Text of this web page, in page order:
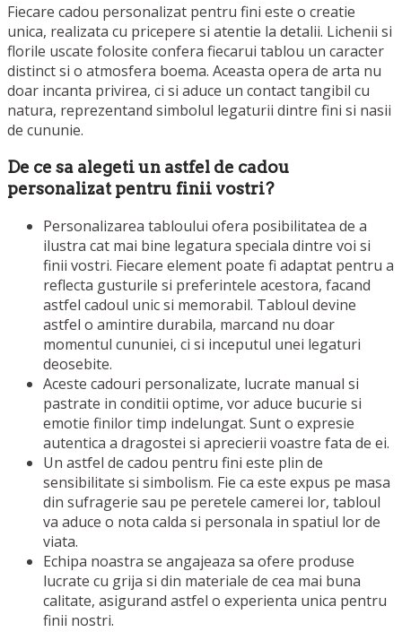
Fiecare cadou personalizat pentru fini este o creatie
unica, realizata cu pricepere si atentie la detalii. Lichenii si
florile uscate folosite confera fiecarui tablou un caracter
distinct si o atmosfera boema. Aceasta opera de arta nu
doar incanta privirea, ci si aduce un contact tangibil cu
natura, reprezentand simbolul legaturii dintre fini si nasii
de cununie.
De ce sa alegeti un astfel de cadou
personalizat pentru finii vostri?
Personalizarea tabloului ofera posibilitatea de a
ilustra cat mai bine legatura speciala dintre voi si
finii vostri. Fiecare element poate fi adaptat pentru a
reflecta gusturile si preferintele acestora, facand
astfel cadoul unic si memorabil. Tabloul devine
astfel o amintire durabila, marcand nu doar
momentul cununiei, ci si inceputul unei legaturi
deosebite.
Aceste cadouri personalizate, lucrate manual si
pastrate in conditii optime, vor aduce bucurie si
emotie finilor timp indelungat. Sunt o expresie
autentica a dragostei si aprecierii voastre fata de ei.
Un astfel de cadou pentru fini este plin de
sensibilitate si simbolism. Fie ca este expus pe masa
din sufragerie sau pe peretele camerei lor, tabloul
va aduce o nota calda si personala in spatiul lor de
viata.
Echipa noastra se angajeaza sa ofere produse
lucrate cu grija si din materiale de cea mai buna
calitate, asigurand astfel o experienta unica pentru
finii nostri.